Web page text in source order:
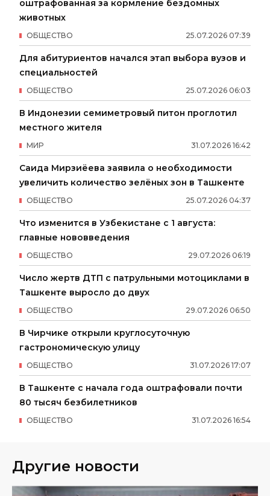
оштрафованная за кормление бездомных
животных
25.07.2026 07:39
ОБЩЕСТВО
Для абитуриентов начался этап выбора вузов и
специальностей
25.07.2026 06:03
ОБЩЕСТВО
В Индонезии семиметровый питон проглотил
местного жителя
31.07.2026 16:42
МИР
Саида Мирзиёева заявила о необходимости
увеличить количество зелёных зон в Ташкенте
25.07.2026 04:37
ОБЩЕСТВО
Что изменится в Узбекистане с 1 августа:
главные нововведения
29.07.2026 06:19
ОБЩЕСТВО
Число жертв ДТП с патрульными мотоциклами в
Ташкенте выросло до двух
29.07.2026 06:50
ОБЩЕСТВО
В Чирчике открыли круглосуточную
гастрономическую улицу
31.07.2026 17:07
ОБЩЕСТВО
В Ташкенте с начала года оштрафовали почти
80 тысяч безбилетников
31.07.2026 16:54
ОБЩЕСТВО
Другие новости